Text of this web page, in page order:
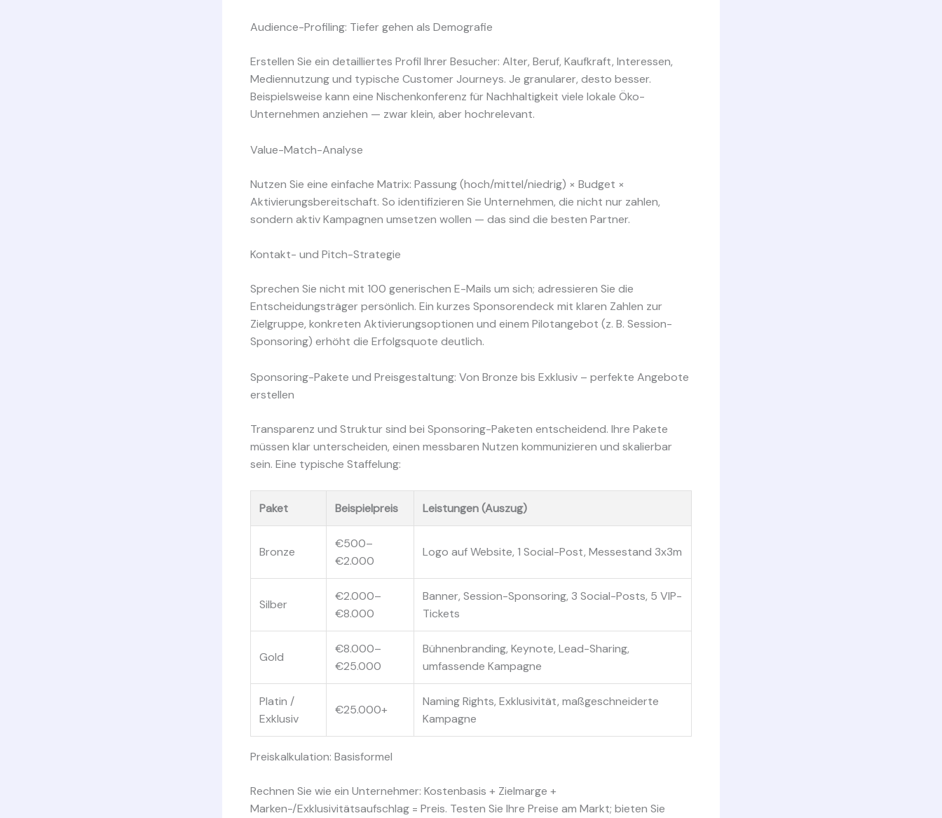
Audience-Profiling: Tiefer gehen als Demografie
Erstellen Sie ein detailliertes Profil Ihrer Besucher: Alter, Beruf, Kaufkraft, Interessen,
Mediennutzung und typische Customer Journeys. Je granularer, desto besser.
Beispielsweise kann eine Nischenkonferenz für Nachhaltigkeit viele lokale Öko-
Unternehmen anziehen — zwar klein, aber hochrelevant.
Value-Match-Analyse
Nutzen Sie eine einfache Matrix: Passung (hoch/mittel/niedrig) × Budget ×
Aktivierungsbereitschaft. So identifizieren Sie Unternehmen, die nicht nur zahlen,
sondern aktiv Kampagnen umsetzen wollen — das sind die besten Partner.
Kontakt- und Pitch-Strategie
Sprechen Sie nicht mit 100 generischen E-Mails um sich; adressieren Sie die
Entscheidungsträger persönlich. Ein kurzes Sponsorendeck mit klaren Zahlen zur
Zielgruppe, konkreten Aktivierungsoptionen und einem Pilotangebot (z. B. Session-
Sponsoring) erhöht die Erfolgsquote deutlich.
Sponsoring-Pakete und Preisgestaltung: Von Bronze bis Exklusiv – perfekte Angebote
erstellen
Transparenz und Struktur sind bei Sponsoring-Paketen entscheidend. Ihre Pakete
müssen klar unterscheiden, einen messbaren Nutzen kommunizieren und skalierbar
sein. Eine typische Staffelung:
Paket Beispielpreis Leistungen (Auszug)
Bronze
€500–
€2.000
Logo auf Website, 1 Social-Post, Messestand 3x3m
Silber
€2.000–
€8.000
Banner, Session-Sponsoring, 3 Social-Posts, 5 VIP-
Tickets
Gold
€8.000–
€25.000
Bühnenbranding, Keynote, Lead-Sharing,
umfassende Kampagne
Platin /
Exklusiv
€25.000+
Naming Rights, Exklusivität, maßgeschneiderte
Kampagne
Preiskalkulation: Basisformel
Rechnen Sie wie ein Unternehmer: Kostenbasis + Zielmarge +
Marken-/Exklusivitätsaufschlag = Preis. Testen Sie Ihre Preise am Markt; bieten Sie